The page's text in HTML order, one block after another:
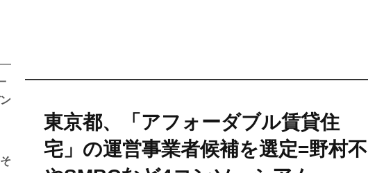
東京都、「アフォーダブル賃貸住
宅」の運営事業者候補を選定=野村不